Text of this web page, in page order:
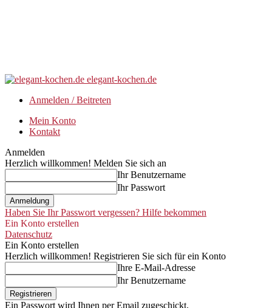
elegant-kochen.de
Anmelden / Beitreten
Mein Konto
Kontakt
Anmelden
Herzlich willkommen! Melden Sie sich an
Ihr Benutzername
Ihr Passwort
Haben Sie Ihr Passwort vergessen? Hilfe bekommen
Ein Konto erstellen
Datenschutz
Ein Konto erstellen
Herzlich willkommen! Registrieren Sie sich für ein Konto
Ihre E-Mail-Adresse
Ihr Benutzername
Ein Passwort wird Ihnen per Email zugeschickt.